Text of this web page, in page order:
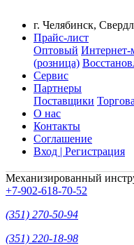
г. Челябинск,
Прайс-лист
Оптовый Интернет-
(розница)
Сервис
Партнеры
Поставщики
О нас
Контакты
Соглашение
Вход | Регистрация
Механизированный
+7-902-618-70-52
(351) 270-50-94
(351) 220-18-98